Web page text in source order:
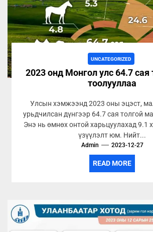
UNCATEGORIZED
2023 онд Монгол улс 64.7 сая
тоолууллаа
Улсын хэмжээнд 2023 оны эцэст,
урьдчилсан дүнгээр 64.7 сая толгой
Энэ нь өмнөх онтой харьцуулахад 9.1
үзүүлэлт юм. Нийт...
Admin 2023-12-27
READ MORE